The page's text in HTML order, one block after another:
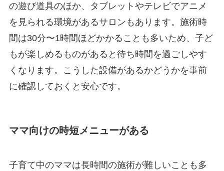
の遊び道具のほか、タブレットやテレビでアニメ
を見られる環境があるサロンもあります。施術時
間は30分〜1時間ほどかかることも多いため、子ど
もが楽しめるものがあると待ち時間を過ごしやす
くなります。こうした設備があるかどうかを事前
に確認しておくと安心です。
ママ向けの時短メニューがある
子育て中のママは長時間の施術が難しいことも多